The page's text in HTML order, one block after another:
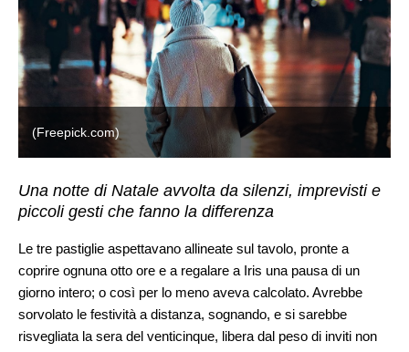
(Freepick.com)
Una notte di Natale avvolta da silenzi, imprevisti e
piccoli gesti che fanno la differenza
Le tre pastiglie aspettavano allineate sul tavolo, pronte a
coprire ognuna otto ore e a regalare a Iris una pausa di un
giorno intero; o così per lo meno aveva calcolato. Avrebbe
sorvolato le festività a distanza, sognando, e si sarebbe
risvegliata la sera del venticinque, libera dal peso di inviti non